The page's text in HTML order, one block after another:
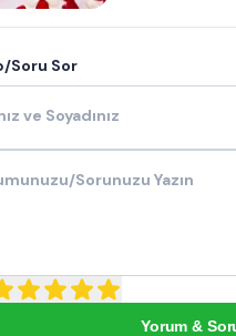
Soru Sor
Yorum &